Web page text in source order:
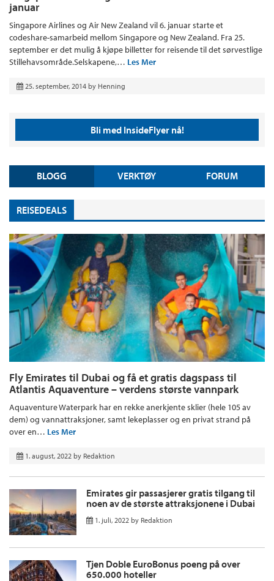
januar
Singapore Airlines og Air New Zealand vil 6. januar starte et
codeshare-samarbeid mellom Singapore og New Zealand. Fra 25.
september er det mulig å kjøpe billetter for reisende til det sørvestlige
Stillehavsområde.Selskapene,… Les Mer
25. september, 2014 by Henning
Bli med InsideFlyer nå!
BLOGG VERKTØY FORUM
REISEDEALS
Fly Emirates til Dubai og få et gratis dagspass til
Atlantis Aquaventure – verdens største vannpark
Aquaventure Waterpark har en rekke anerkjente sklier (hele 105 av
dem) og vannattraksjoner, samt lekeplasser og en privat strand på
over en… Les Mer
1. august, 2022 by Redaktion
Emirates gir passasjerer gratis tilgang til
noen av de største attraksjonene i Dubai
1. juli, 2022 by Redaktion
Tjen Doble EuroBonus poeng på over
650.000 hoteller